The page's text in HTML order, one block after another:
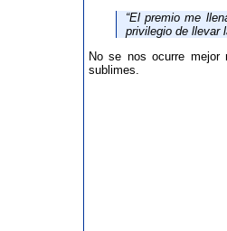
“El premio me
privilegio de llevar
No se nos ocurre mejor
sublimes.